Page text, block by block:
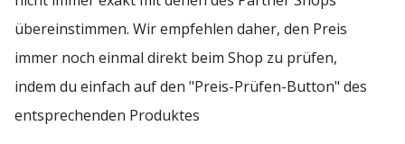
übereinstimmen. Wir empfehlen daher, den Preis
immer noch einmal direkt beim Shop zu prüfen,
indem du einfach auf den "Preis-Prüfen-Button" des
entsprechenden Produktes